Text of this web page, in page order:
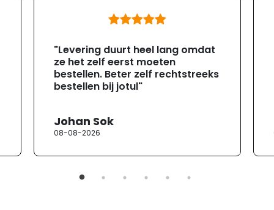
"Levering duurt heel lang omdat
ze het zelf eerst moeten
bestellen. Beter zelf rechtstreeks
bestellen bij jotul"
Johan Sok
08-08-2026